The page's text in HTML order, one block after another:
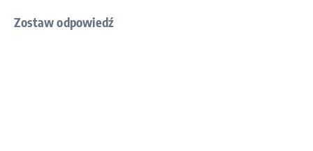
Zostaw odpowiedź